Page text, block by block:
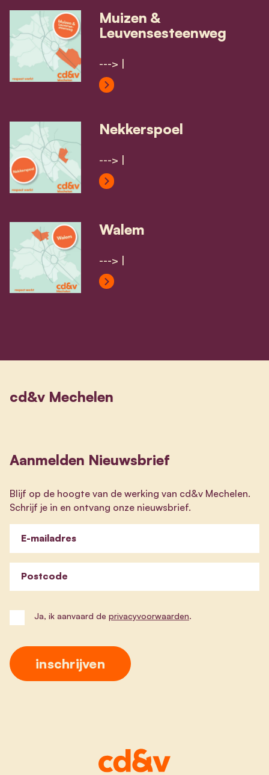
Muizen &
Leuvensesteenweg
---> |
View Muizen &
Nekkerspoel
---> |
View Nekkerspoel's profile
Walem
---> |
View Walem's profile
cd&v Mechelen
Aanmelden Nieuwsbrief
Blijf op de hoogte van de werking van cd&v Mechelen.
Schrijf je in en ontvang onze nieuwsbrief.
E-mailadres
Postcode
Ja, ik aanvaard de privacyvoorwaarden.